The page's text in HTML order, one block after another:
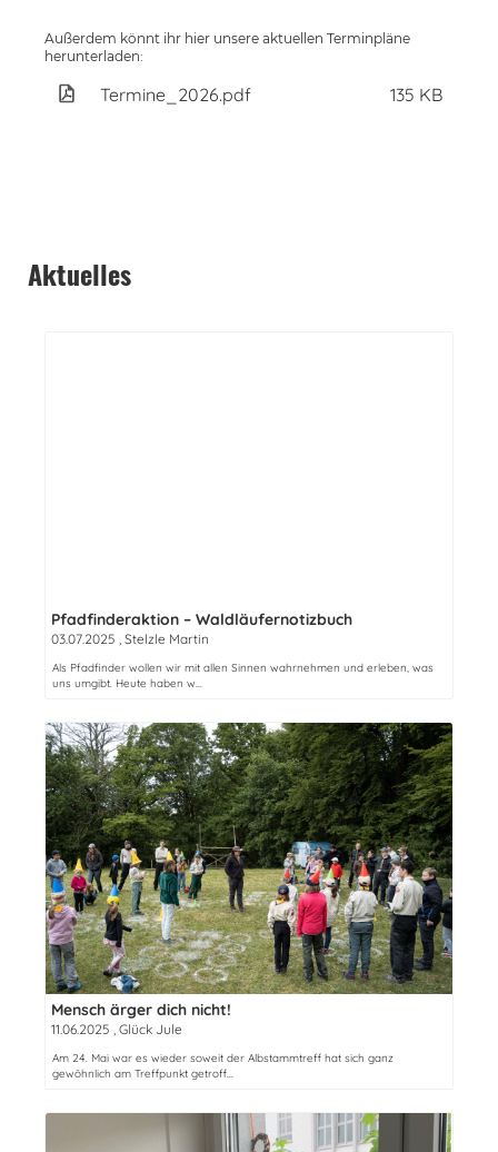
Außerdem könnt ihr hier unsere aktuellen Terminpläne
herunterladen:
Termine_2026.pdf 135 KB
Aktuelles
Pfadfinderaktion – Waldläufernotizbuch
03.07.2025 , Stelzle Martin
Als Pfadfinder wollen wir mit allen Sinnen wahrnehmen und erleben, was
uns umgibt. Heute haben w...
Mensch ärger dich nicht!
11.06.2025 , Glück Jule
Am 24. Mai war es wieder soweit der Albstammtreff hat sich ganz
gewöhnlich am Treffpunkt getroff...